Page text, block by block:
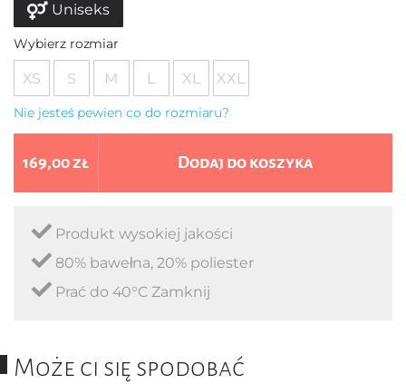
Uniseks
Wybierz rozmiar
XS S M L XL XXL
Nie jesteś pewien co do rozmiaru?
169,00 zł Dodaj do koszyka
Produkt wysokiej jakości
80% bawełna, 20% poliester
Prać do 40°C Zamknij
Może ci się spodobać